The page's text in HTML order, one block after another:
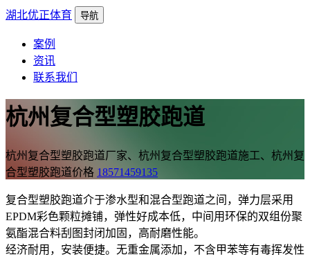
湖北优正体育 导航
案例
资讯
联系我们
杭州复合型塑胶跑道
杭州复合型塑胶跑道厂家、杭州复合型塑胶跑道施工、杭州复
合型塑胶跑道价格 18571459135
复合型塑胶跑道介于渗水型和混合型跑道之间，弹力层采用
EPDM彩色颗粒摊铺，弹性好成本低，中间用环保的双组份聚
氨酯混合料刮图封闭加固，高耐磨性能。
经济耐用，安装便捷。无重金属添加，不含甲苯等有毒挥发性